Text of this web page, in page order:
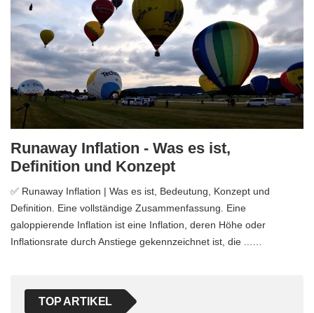
Runaway Inflation - Was es ist,
Definition und Konzept
✅ Runaway Inflation | Was es ist, Bedeutung, Konzept und
Definition. Eine vollständige Zusammenfassung. Eine
galoppierende Inflation ist eine Inflation, deren Höhe oder
Inflationsrate durch Anstiege gekennzeichnet ist, die ...…
TOP ARTIKEL